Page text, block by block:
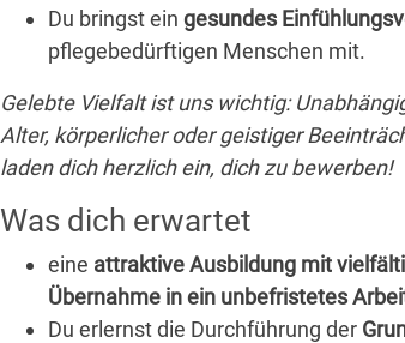
Du bringst ein gesundes
pflegebedürftigen Menschen mit.
Gelebte Vielfalt ist uns wichtig:
Alter, körperlicher oder geistiger
laden dich herzlich ein, dich zu bewerben!
Was dich erwartet
eine attraktive Ausbildung mit
Übernahme in ein unbefristetes
Du erlernst die Durchführung der